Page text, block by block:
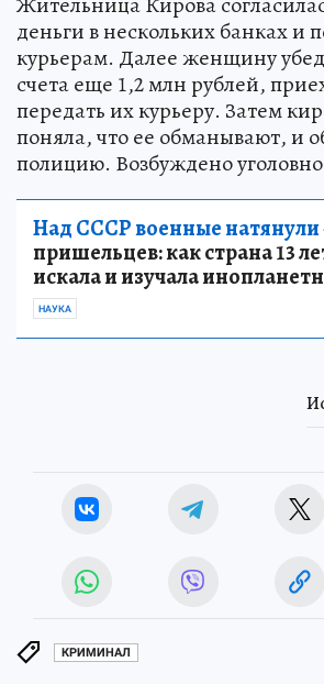
деньги в нескольких банках и
курьерам. Далее женщину
счета еще 1,2 млн рублей,
передать их курьеру. Затем
поняла, что ее обманывают, и
полицию. Возбуждено
Над СССР военные натянули
пришельцев: как страна 13
искала и изучала
НАУКА
КРИМИНАЛ